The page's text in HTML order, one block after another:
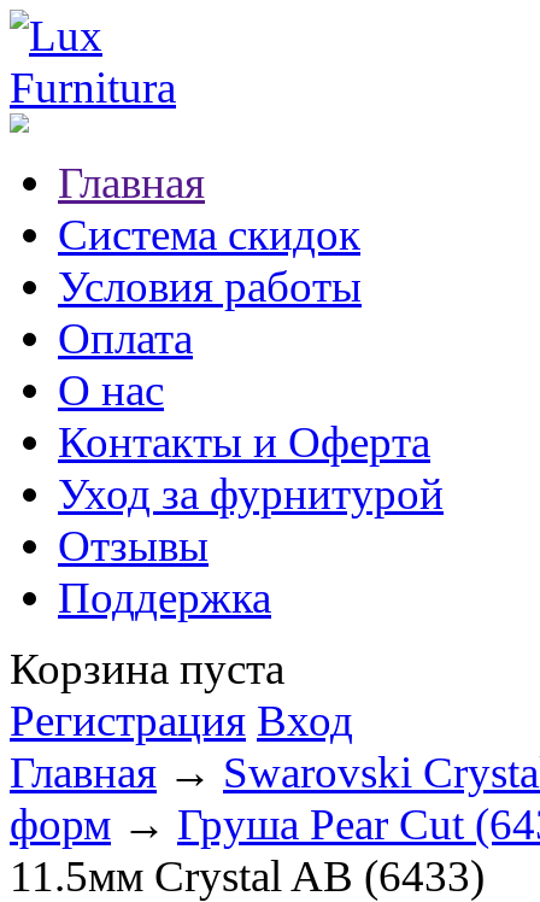
Главная
Система скидок
Условия работы
Оплата
О нас
Контакты и Оферта
Уход за фурнитурой
Отзывы
Поддержка
Корзина пуста
Регистрация Вход
Главная → Swarovski
форм → Груша Pear Cut
11.5мм Crystal AB (6433)